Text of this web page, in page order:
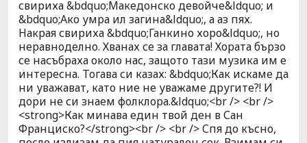
свириха &bdquo;Македонско девойче&ldquo; и
&bdquo;Ако умра ил загина&ldquo;, а аз пях.
Накрая свириха &bdquo;Ганкино хоро&ldquo;, но
неравноделно. Хванах се за главата! Хората бързо
се насъбраха около нас, защото тази музика им е
интересна. Тогава си казах: &bdquo;Как искаме да
ни уважават, като ние не уважаме другите?! И
дори не си знаем фолклора.&ldquo;<br /> <br />
<strong>Как минава един твой ден в Сан
Франциско?</strong><br /> <br /> Спя до късно,